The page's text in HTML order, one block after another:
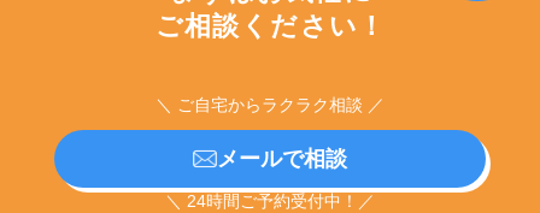
ご相談ください！
＼ ご自宅からラクラク相談 ／
メールで相談
＼ 24時間ご予約受付中！／